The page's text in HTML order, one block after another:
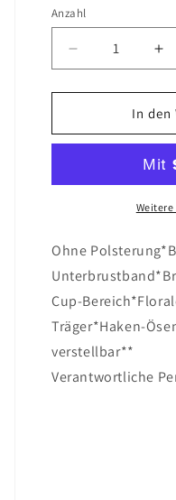
Anzahl
Verringere
die
Menge
Triangle-
für
In den
Ohne
Cup-
Träger*Haken-
verstellbar**
Verantwortliche